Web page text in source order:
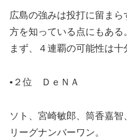
広島の強みは投打に留ま
方を知っている点にもある
まず、４連覇の可能性は十
•２位 ＤｅＮＡ
ソト、宮崎敏郎、筒香嘉
リーグナンバーワン。